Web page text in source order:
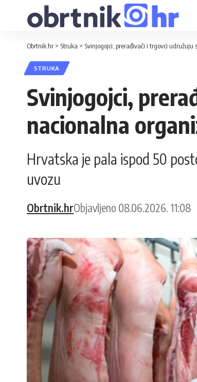
Obrtnik.hr > Struka > Svinjogojci, prerađivači i trgovci
STRUKA
Svinjogojci,
nacionalna
Hrvatska je pala ispod 50
uvozu
Obrtnik.hrObjavljeno 08.06.2026. 11:08